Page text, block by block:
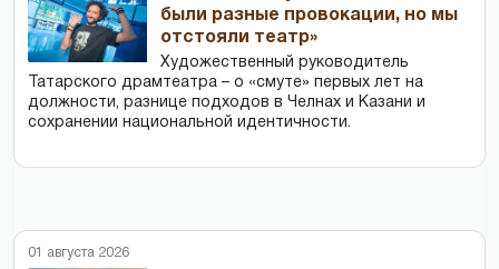
были разные провокации, но мы
отстояли театр»
Художественный руководитель
Татарского драмтеатра – о «смуте» первых лет на
должности, разнице подходов в Челнах и Казани и
сохранении национальной идентичности.
01 августа 2026